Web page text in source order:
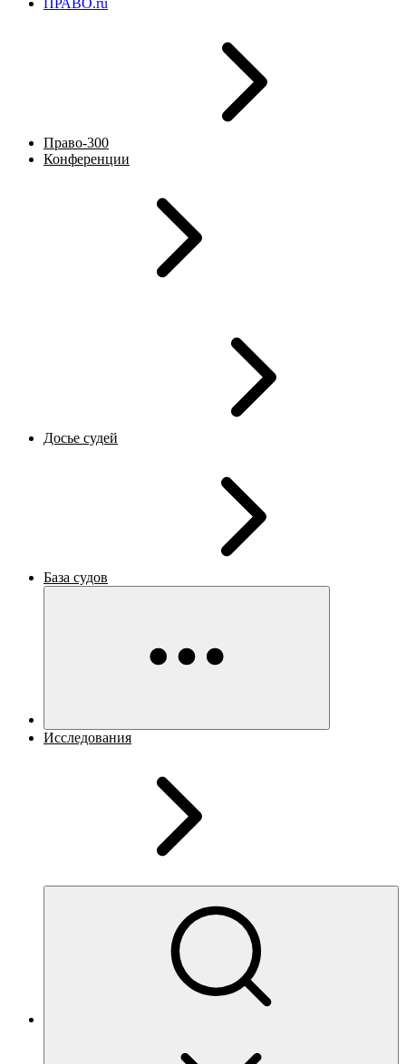
ПРАВО.ru
Право-300
Конференции
Досье судей
База судов
Исследования